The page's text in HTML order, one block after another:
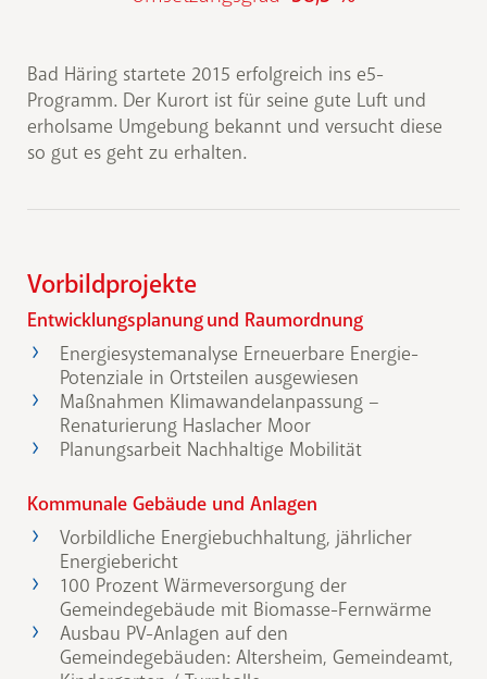
Bad Häring startete 2015 erfolgreich ins e5-
Programm. Der Kurort ist für seine gute Luft und
erholsame Umgebung bekannt und versucht diese
so gut es geht zu erhalten.
Vorbildprojekte
Entwicklungsplanung und Raumordnung
Energiesystemanalyse Erneuerbare Energie-
Potenziale in Ortsteilen ausgewiesen
Maßnahmen Klimawandelanpassung –
Renaturierung Haslacher Moor
Planungsarbeit Nachhaltige Mobilität
Kommunale Gebäude und Anlagen
Vorbildliche Energiebuchhaltung, jährlicher
Energiebericht
100 Prozent Wärmeversorgung der
Gemeindegebäude mit Biomasse-Fernwärme
Ausbau PV-Anlagen auf den
Gemeindegebäuden: Altersheim, Gemeindeamt,